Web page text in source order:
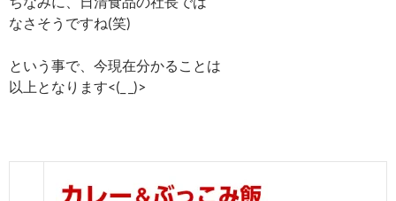
なさそうですね(笑)
という事で、今現在分かることは
以上となります<(_ _)>